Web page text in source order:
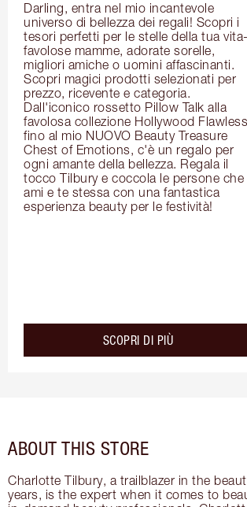
Darling, entra nel mio incantevole
universo di bellezza dei regali! Scopri i
tesori perfetti per le stelle della tua vita-
favolose mamme, adorate sorelle,
migliori amiche o uomini affascinanti.
Scopri magici prodotti selezionati per
prezzo, ricevente e categoria.
Dall'iconico rossetto Pillow Talk alla
favolosa collezione Hollywood
fino al mio NUOVO Beauty Treasure
Chest of Emotions, c'è un regalo per
ogni amante della bellezza. Regala il
tocco Tilbury e coccola le persone che
ami e te stessa con una fantastica
esperienza beauty per le festività!
SCOPRI DI PIÙabout the
ABOUT THIS STORE
Charlotte Tilbury, a trailblazer in the
years, is the expert when it comes to